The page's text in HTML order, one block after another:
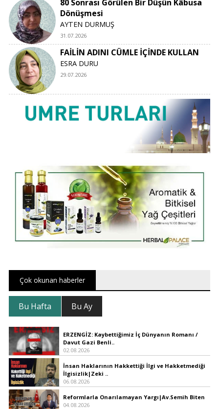
80 Sonrası Görülen Bir Düşün Kâbusa
Dönüşmesi
AYTEN DURMUŞ
31.07.2026
FAİLİN ADINI CÜMLE İÇİNDE KULLAN
ESRA DURU
29.07.2026
Çok okunan haberler
Bu Hafta Bu Ay
ERZENGİZ: Kaybettiğimiz İç Dünyanın Romanı /
Davut Gazi Benli..
02.08.2026
İnsan Haklarının Hakkettiği İlgi ve Hakketmediği
İlgisizlik|Zeki ..
06.08.2026
Reformlarla Onarılamayan Yargı|Av.Semih Biten
04.08.2026